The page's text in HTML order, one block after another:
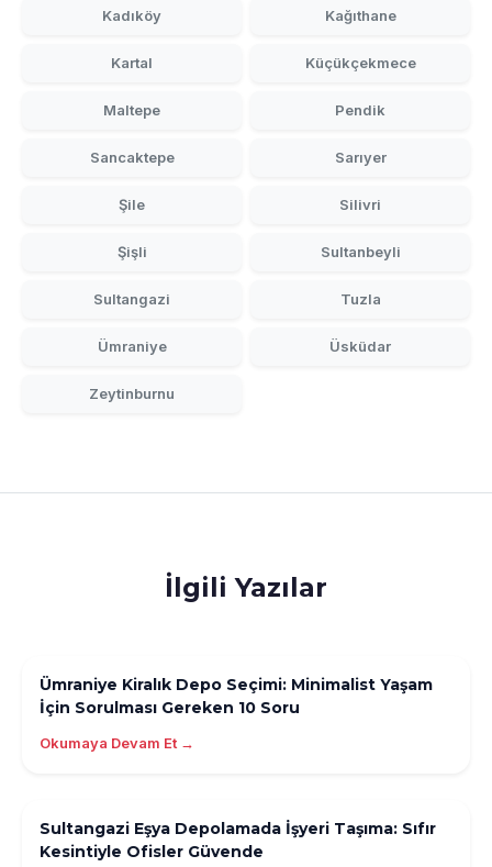
Kadıköy Kağıthane
Kartal Küçükçekmece
Maltepe Pendik
Sancaktepe Sarıyer
Şile Silivri
Şişli Sultanbeyli
Sultangazi Tuzla
Ümraniye Üsküdar
Zeytinburnu
İlgili Yazılar
Ümraniye Kiralık Depo Seçimi: Minimalist Yaşam
İçin Sorulması Gereken 10 Soru
Okumaya Devam Et →
Sultangazi Eşya Depolamada İşyeri Taşıma: Sıfır
Kesintiyle Ofisler Güvende